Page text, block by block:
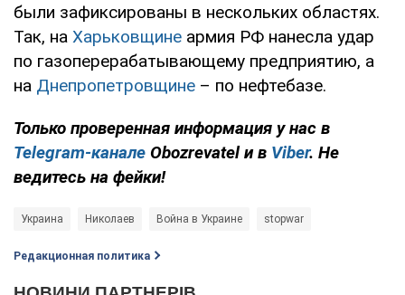
были зафиксированы в нескольких областях.
Так, на Харьковщине армия РФ нанесла удар
по газоперерабатывающему предприятию, а
на Днепропетровщине – по нефтебазе.
Только проверенная информация у нас в
Telegram-канале Obozrevatel и в Viber. Не
ведитесь на фейки!
Украина Николаев Война в Украине stopwar
Редакционная политика